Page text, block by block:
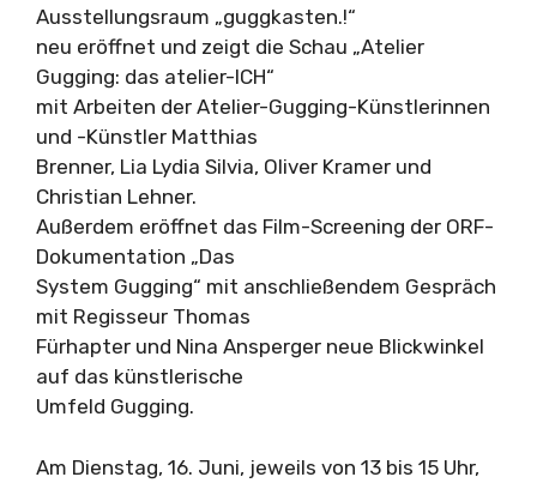
Ausstellungsraum „guggkasten.!“
neu eröffnet und zeigt die Schau „Atelier
Gugging: das atelier-ICH“
mit Arbeiten der Atelier-Gugging-Künstlerinnen
und -Künstler Matthias
Brenner, Lia Lydia Silvia, Oliver Kramer und
Christian Lehner.
Außerdem eröffnet das Film-Screening der ORF-
Dokumentation „Das
System Gugging“ mit anschließendem Gespräch
mit Regisseur Thomas
Fürhapter und Nina Ansperger neue Blickwinkel
auf das künstlerische
Umfeld Gugging.
Am Dienstag, 16. Juni, jeweils von 13 bis 15 Uhr,